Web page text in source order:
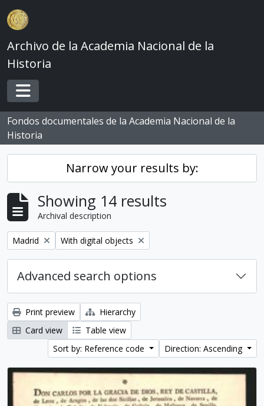
Skip to main content
Archivo de la Academia Nacional de la
Historia
Toggle navigation
Fondos documentales de la Academia Nacional de la
Historia
Narrow your results by:
Showing 14 results
Archival description
Remove filter:
Madrid Remove filter:
With digital objects
Advanced search options
Print preview
Hierarchy
Card view
Table view
Sort by: Reference code
Direction: Ascending